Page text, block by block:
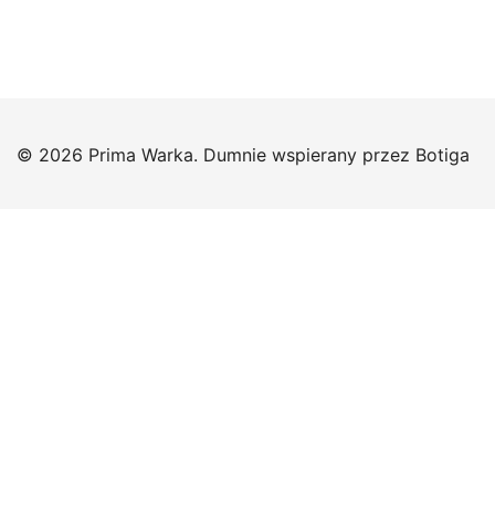
© 2026 Prima Warka. Dumnie wspierany przez Botiga